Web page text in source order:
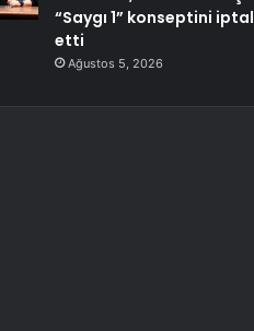
“Saygı 1” konseptini iptal
etti
Ağustos 5, 2026